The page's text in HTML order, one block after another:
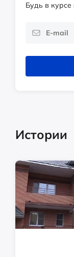
Будь в курсе
Истории